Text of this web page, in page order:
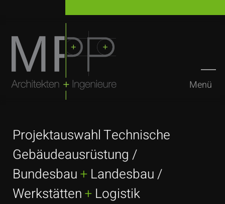
Menü
Projektauswahl Technische
Gebäudeausrüstung /
Bundesbau+ Landesbau /
Werkstätten+ Logistik